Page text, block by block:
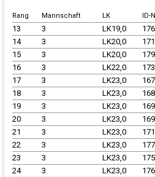
Rang Mannschaft LK ID-
13 3 LK19,0
14
3 LK20,0
15
3 LK20,0
16
3 LK22,0
17
3 LK23,0
18
3 LK23,0
19
3 LK23,0
20
3 LK23,0
21
3 LK23,0
22
3 LK23,0
23
3 LK23,0
24
3 LK23,0